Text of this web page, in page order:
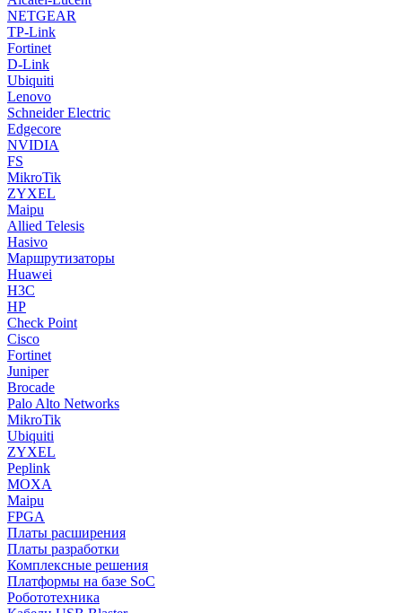
NETGEAR
TP-Link
Fortinet
D-Link
Ubiquiti
Lenovo
Schneider Electric
Edgecore
NVIDIA
FS
MikroTik
ZYXEL
Maipu
Allied Telesis
Hasivo
Маршрутизаторы
Huawei
H3C
HP
Check Point
Cisco
Fortinet
Juniper
Brocade
Palo Alto Networks
MikroTik
Ubiquiti
ZYXEL
Peplink
MOXA
Maipu
FPGA
Платы расширения
Платы разработки
Комплексные решения
Платформы на базе SoC
Робототехника